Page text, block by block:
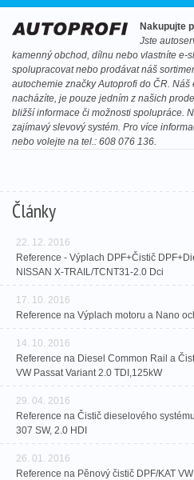
Nakupujte
Jste
kamenný obchod, dílnu nebo vlastníte e-
spolupracovat nebo prodávat náš
autochemie značky Autoprofi do ČR.
nacházíte, je pouze jedním z našich
bližší informace či možnosti spolupráce.
zajímavý slevový systém. Pro více
nebo volejte na tel.: 608 076 136.
Články
22. 12. 2016
Reference - Výplach DPF+Čistič
NISSAN X-TRAIL/TCNT31-2.0 Dci
17. 10. 2016
Reference na Výplach motoru a Nano
14. 10. 2016
Reference na Diesel Common Rail a
VW Passat Variant 2.0 TDI,125kW
29. 04. 2016
Reference na Čistič dieselového
307 SW, 2.0 HDI
26. 01. 2016
Reference na Pěnový čistič DPF/KAT